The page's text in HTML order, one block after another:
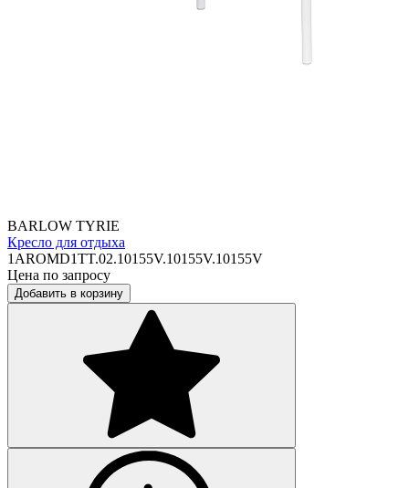
BARLOW TYRIE
Кресло для отдыха
1AROMD1TT.02.10155V.10155V.10155V
Цена по запросу
Добавить в корзину